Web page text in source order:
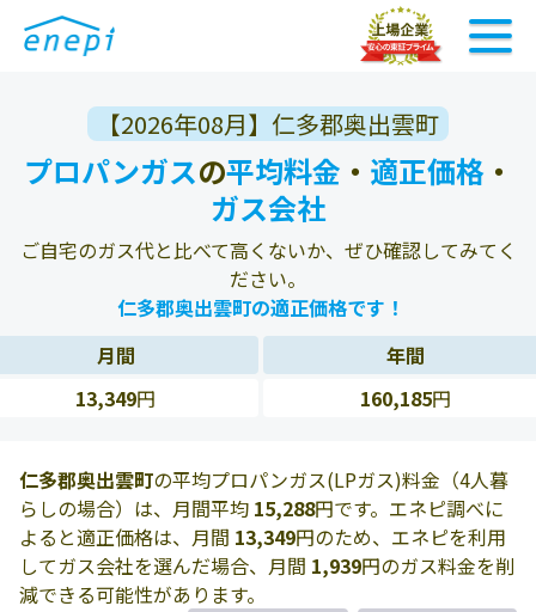
【2026年08月】仁多郡奥出雲町
プロパンガスの平均料金 ・ 適正価格 ・
ガス会社
ご自宅のガス代と比べて高くないか、ぜひ確認してみてく
ださい。
仁多郡奥出雲町の適正価格です！
月間
年間
13,349円 160,185円
仁多郡奥出雲町の平均プロパンガス(LPガス)料金（4人暮
らしの場合）は、月間平均 15,288円です。エネピ調べに
よると適正価格は、月間 13,349円のため、エネピを利用
してガス会社を選んだ場合、月間 1,939円のガス料金を削
減できる可能性があります。